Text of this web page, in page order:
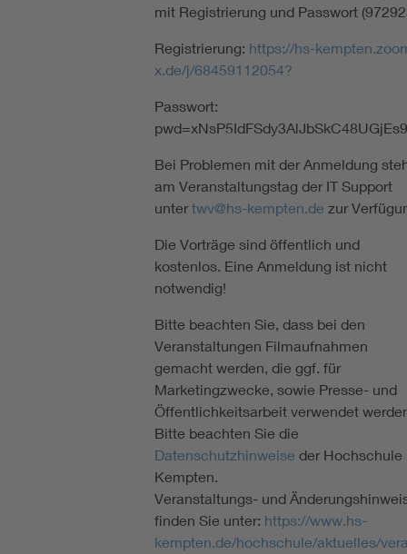
mit Registrierung und Passwort
Registrierung: https://hs-
x.de/j/68459112054?
Passwort:
Bei Problemen mit der Anmeldung
am Veranstaltungstag der IT Support
untertwv@hs-kempten.de zur
Die Vorträge sind öffentlich und
kostenlos. Eine Anmeldung ist nicht
notwendig!
Bitte beachten Sie, dass bei den
Veranstaltungen Filmaufnahmen
gemacht werden, die ggf. für
Marketingzwecke, sowie Presse- und
Öffentlichkeitsarbeit verwendet
Bitte beachten Sie die
Datenschutzhinweise der Hochschule
Kempten.
Veranstaltungs- und
finden Sie unter: https://www.hs-
kempten.de/hochschule/aktuelles/